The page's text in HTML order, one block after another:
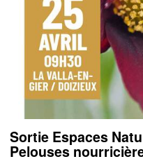
Sortie Espaces
Pelouses